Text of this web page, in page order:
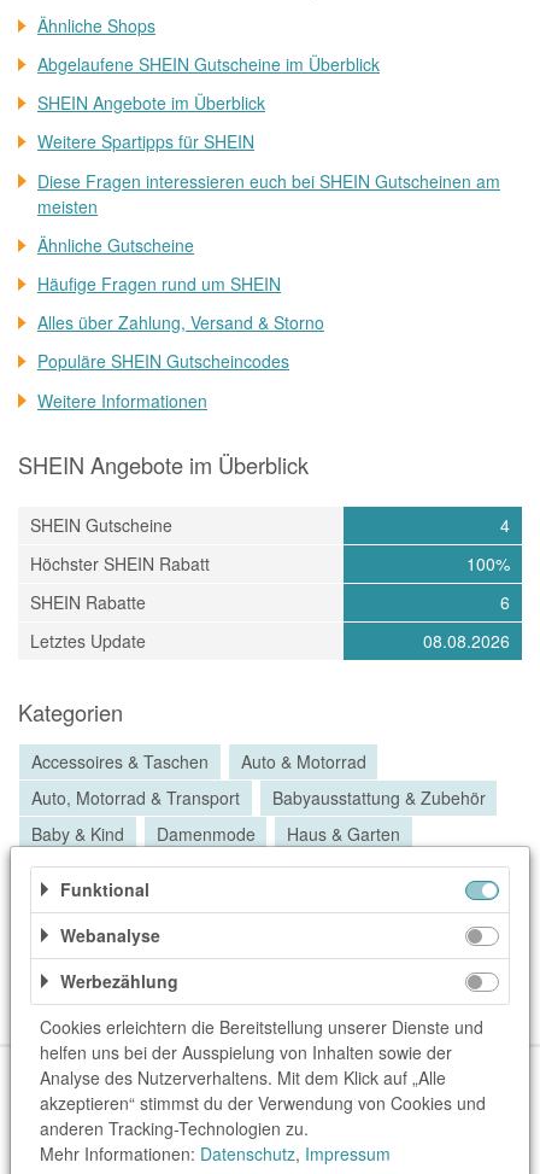
Ähnliche Shops
Abgelaufene SHEIN Gutscheine im Überblick
SHEIN Angebote im Überblick
Weitere Spartipps für SHEIN
Diese Fragen interessieren euch bei SHEIN Gutscheinen am
meisten
Ähnliche Gutscheine
Häufige Fragen rund um SHEIN
Alles über Zahlung, Versand & Storno
Populäre SHEIN Gutscheincodes
Weitere Informationen
SHEIN Angebote im Überblick
SHEIN Gutscheine
4
Höchster SHEIN Rabatt
100%
SHEIN Rabatte
6
Letztes Update
08.08.2026
Kategorien
Accessoires & Taschen
Auto & Motorrad
Auto, Motorrad & Transport
Babyausstattung & Zubehör
Baby & Kind
Damenmode
Haus & Garten
Haus & Technik
Heimwerken & Garten
Herrenmode
Kindermode
Küche & Haushaltsgeräte
Mode & Accessoires
Schönes Wohnen
Sportbekleidung
Über uns Unser Team FAQ blog.rewardo.de
Kontakt
Shops
Sonderaktionen Kategorien
Beste Gutscheine
Neueste Gutscheine
Top Gutscheine
rewardo.ch
rewardo.at
Funktional
Webanalyse
Werbezählung
Cookies erleichtern die Bereitstellung unserer Dienste und
helfen uns bei der Ausspielung von Inhalten sowie der
Analyse des Nutzerverhaltens. Mit dem Klick auf „Alle
akzeptieren“ stimmst du der Verwendung von Cookies und
anderen Tracking-Technologien zu.
Mehr Informationen: Datenschutz, Impressum